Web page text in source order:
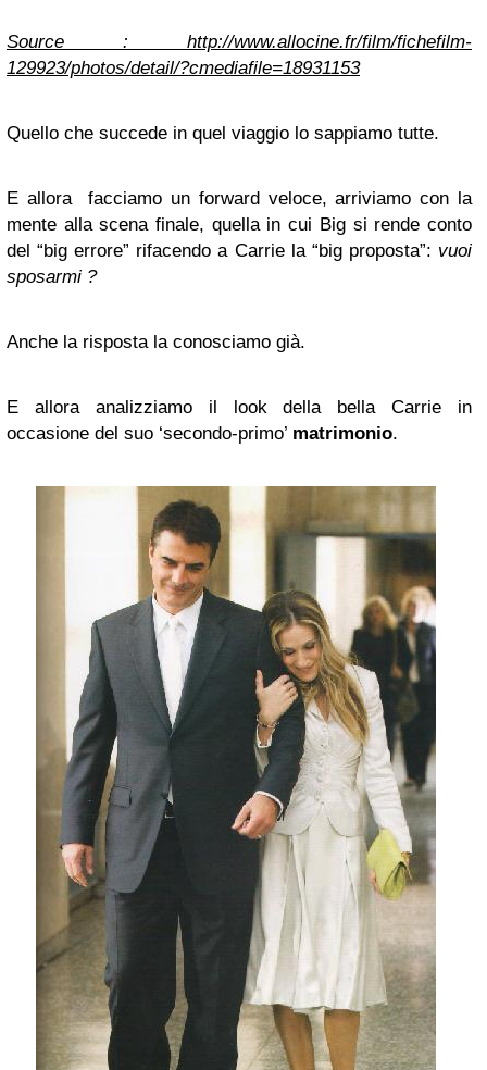
Source : http://www.allocine.fr/film/fichefilm-
129923/photos/detail/?cmediafile=18931153
Quello che succede in quel viaggio lo sappiamo tutte.
E allora facciamo un forward veloce, arriviamo con la
mente alla scena finale, quella in cui Big si rende conto
del “big errore” rifacendo a Carrie la “big proposta”: vuoi
sposarmi ?
Anche la risposta la conosciamo già.
E allora analizziamo il look della bella Carrie in
occasione del suo ‘secondo-primo’ matrimonio.